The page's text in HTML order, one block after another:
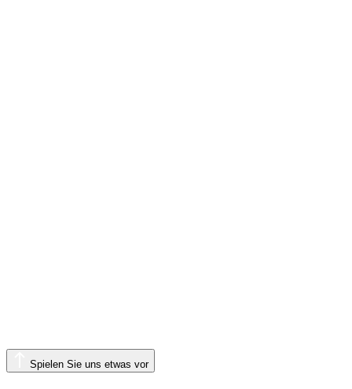
Spielen Sie uns etwas vor